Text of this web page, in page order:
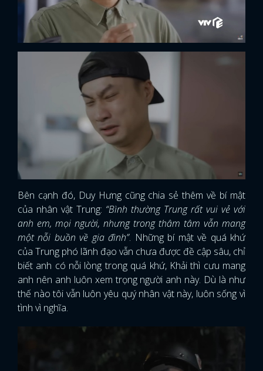
Bên cạnh đó, Duy Hưng cũng chia sẻ thêm về bí mật
của nhân vật Trung: “Bình thường Trung rất vui vẻ với
anh em, mọi người, nhưng trong thâm tâm vẫn mang
một nỗi buồn về gia đình”. Những bí mật về quá khứ
của Trung phó lãnh đạo vẫn chưa được đề cập sâu, chỉ
biết anh có nỗi lòng trong quá khứ, Khải thì cưu mang
anh nên anh luôn xem trọng người anh này. Dù là như
thế nào tôi vẫn luôn yêu quý nhân vật này, luôn sống vì
tình vì nghĩa.